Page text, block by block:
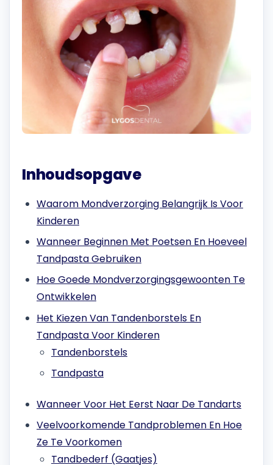
Inhoudsopgave
Waarom Mondverzorging Belangrijk Is Voor
Kinderen
Wanneer Beginnen Met Poetsen En Hoeveel
Tandpasta Gebruiken
Hoe Goede Mondverzorgingsgewoonten Te
Ontwikkelen
Het Kiezen Van Tandenborstels En
Tandpasta Voor Kinderen
Tandenborstels
Tandpasta
Wanneer Voor Het Eerst Naar De Tandarts
Veelvoorkomende Tandproblemen En Hoe
Ze Te Voorkomen
Tandbederf (Gaatjes)